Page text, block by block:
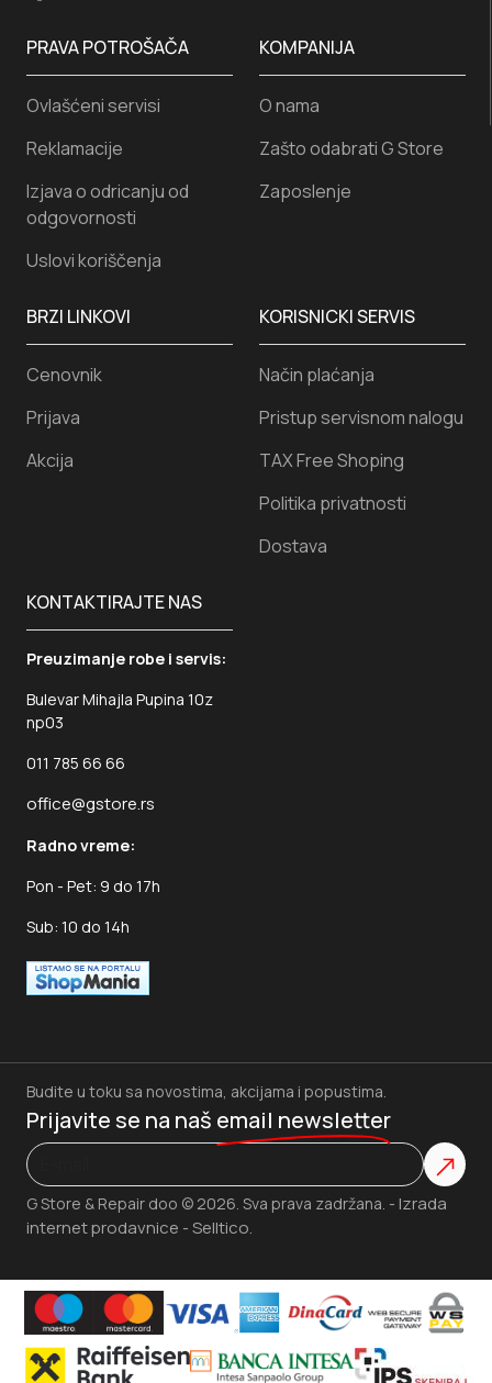
KORISNICKI SERVIS
Način plaćanja
Pristup servisnom nalogu
TAX Free Shoping
Politika privatnosti
Dostava
PRAVA POTROŠAČA
Ovlašćeni servisi
Reklamacije
Izjava o odricanju od
odgovornosti
Uslovi koriščenja
KONTAKTIRAJTE NAS
Preuzimanje robe i servis:
Bulevar Mihajla Pupina 10z
np03
011 785 66 66
office@gstore.rs
Radno vreme:
Pon - Pet: 9 do 17h
Sub: 10 do 14h
KOMPANIJA
O nama
Zašto odabrati G Store
Zaposlenje
BRZI LINKOVI
Cenovnik
Prijava
Akcija
G Store & Repair doo © 2026. Sva prava zadržana. - Izrada
internet prodavnice - Selltico.
Budite u toku sa novostima, akcijama i popustima.
Prijavite se na naš email newsletter